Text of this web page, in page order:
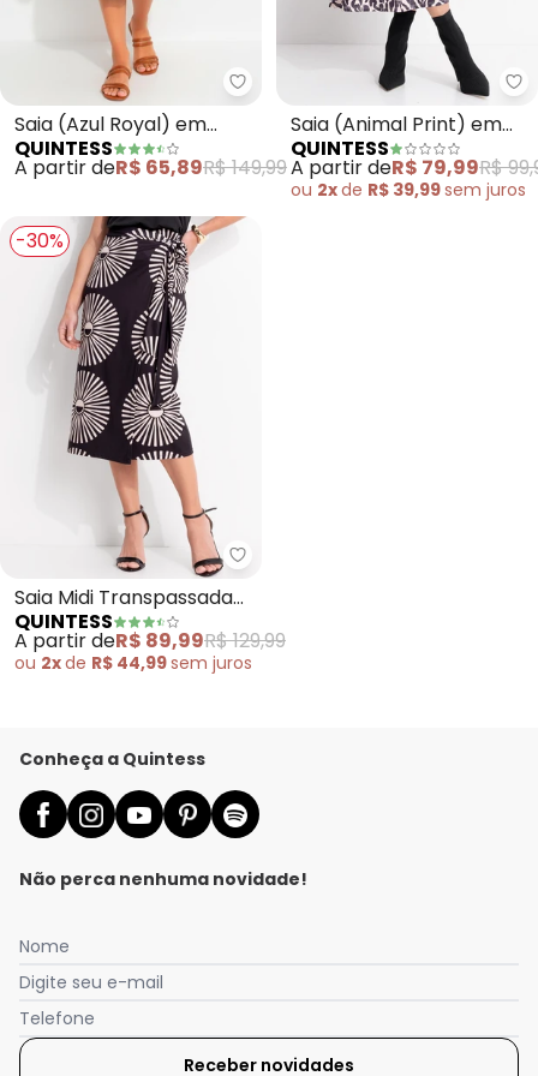
Quintess - Saia (Azul Royal)
Saia (Azul Royal) em
Crepe Plano
QUINTESS
A partir deR$ 65,89R$ 149,99
Saia (Animal Print) em
Malha Fria
QUINTESS
A partir deR$ 79,99R$
ou 2xde R$ 39,99semjuros
-30%
Quintess - Saia Midi
Saia Midi Transpassada
Estampa Geométrica em
Malha Fria com
QUINTESS
A partir deR$ 89,99R$ 129,99
ou 2xde R$ 44,99semjuros
Conheça a Quintess
Não perca nenhuma novidade!
Nome
Digite seu e-mail
Telefone
Receber novidades
Nós utilizamos cookies e tecnologias similares para melhorar sua
experiência de compra, incluindo conteúdo relevante e
publicidade personalizada. Ao continuar navegando, entendemos